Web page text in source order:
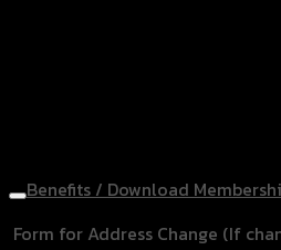
Benefits / Download
Form for Address Change (If